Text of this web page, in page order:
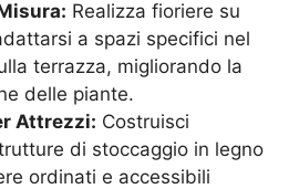
Realizza fioriere su
a spazi specifici nel
terrazza, migliorando la
delle piante.
Attrezzi: Costruisci
di stoccaggio in legno
ordinati e accessibili